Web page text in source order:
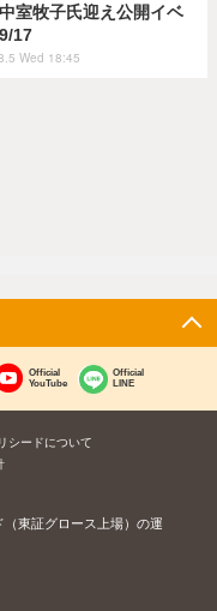
室牧子氏迎え公開イベ
17
Wed 18:45
Official
YouTube
Official
LINE
リシードについて
東証グロース上場）の運